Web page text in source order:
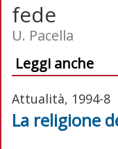
fede
U. Pacella
Leggi anche
Attualità, 1994-8
La religione